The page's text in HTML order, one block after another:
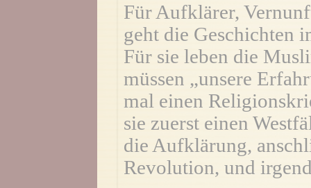
Für Aufklärer,
geht die Geschichten
Für sie leben die
müssen „unsere
mal einen
sie zuerst einen
die Aufklärung,
Revolution, und